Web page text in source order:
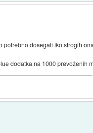
dosegati tko strogih
dodatka na 1000 prevożenih